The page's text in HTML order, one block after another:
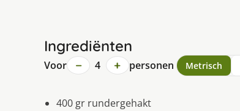
Ingrediënten
Voor − 4 + personen Metrisch
400 gr rundergehakt